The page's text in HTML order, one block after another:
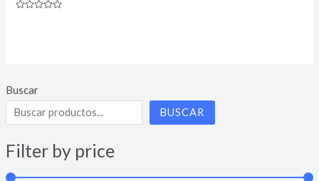
Buscar
BUSCAR
Filter by price